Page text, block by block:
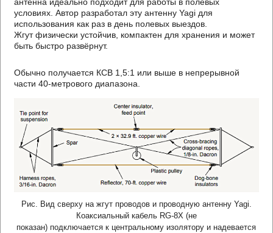
условиях. Автор разработал эту антенну Yagi для
использования как раз в день полевых выездов.
Жгут физически устойчив, компактен для хранения и может
быть быстро развёрнут.
Обычно получается КСВ 1,5:1 или выше в непрерывной
части 40-метрового диапазона.
Рис. Вид сверху на жгут проводов и проводную антенну Yagi.
Коаксиальный кабель RG-8X (не
показан) подключается к центральному изолятору и надевается